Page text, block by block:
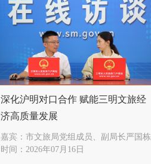
深化沪明对口合作 赋能三明文旅经
济高质量发展
嘉宾： 市文旅局党组成员、副局长严国栋
时间： 2026年07月16日